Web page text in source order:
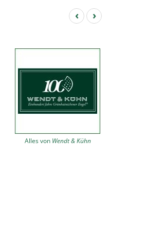
‹ ›
Alles von Wendt & Kühn